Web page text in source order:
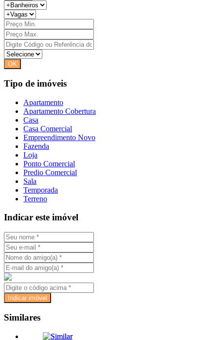
Tipo de imóveis
Apartamento
Apartamento Cobertura
Casa
Casa Comercial
Empreendimento Novo
Fazenda
Loja
Ponto Comercial
Predio Comercial
Sala
Temporada
Terreno
Indicar este imóvel
Similares